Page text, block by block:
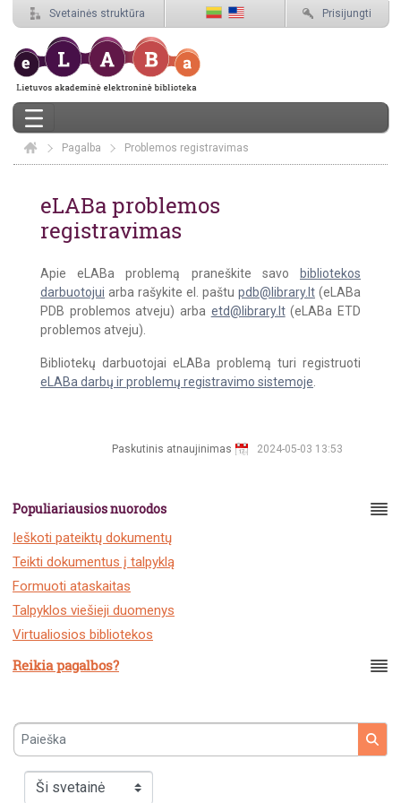
Svetainės struktūra Prisijungti
Elaba
Pagalba Problemos registravimas
eLABa problemos
registravimas
Apie eLABa problemą praneškite savo
bibliotekos
darbuotojui arba rašykite el. paštu pdb@library.lt (eLABa
PDB problemos atveju) arba etd@library.lt(eLABa ETD
problemos atveju).
Bibliotekų darbuotojai eLABa problemą turi registruoti
eLABa darbų ir problemų registravimo sistemoje
Paskutinis atnaujinimas 2024-05-03 13:53
Populiariausios nuorodos
Ieškoti pateiktų dokumentų
Teikti dokumentus į talpyklą
Formuoti ataskaitas
Talpyklos viešieji duomenys
Virtualiosios bibliotekos
Reikia pagalbos?
Paieška